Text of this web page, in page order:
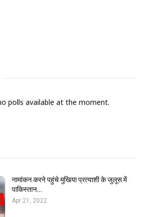
polls available at the moment.
नामांकन करने पहुंचे मुखिया प्रत्याशी के जुलूस में
पाकिस्तान…
Apr 21, 2022